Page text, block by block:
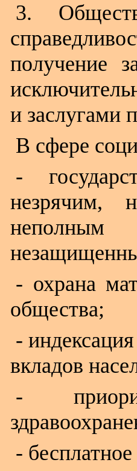
3.
получение
и заслугами
В сфере
-
незрячим,
неполным
- охрана
общества;
-
вкладов
-
-